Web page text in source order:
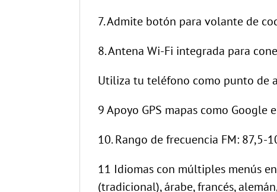
7. Admite botón para volante de
8. Antena Wi-Fi integrada para
Utiliza tu teléfono como punto de
9 Apoyo GPS mapas como
10. Rango de frecuencia FM:
11 Idiomas con múltiples menús
(tradicional), árabe, francés,